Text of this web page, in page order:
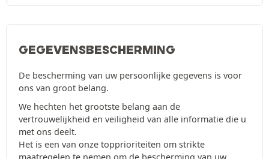
GEGEVENSBESCHERMING
De bescherming van uw persoonlijke gegevens is voor
ons van groot belang.
We hechten het grootste belang aan de
vertrouwelijkheid en veiligheid van alle informatie die u
met ons deelt.
Het is een van onze topprioriteiten om strikte